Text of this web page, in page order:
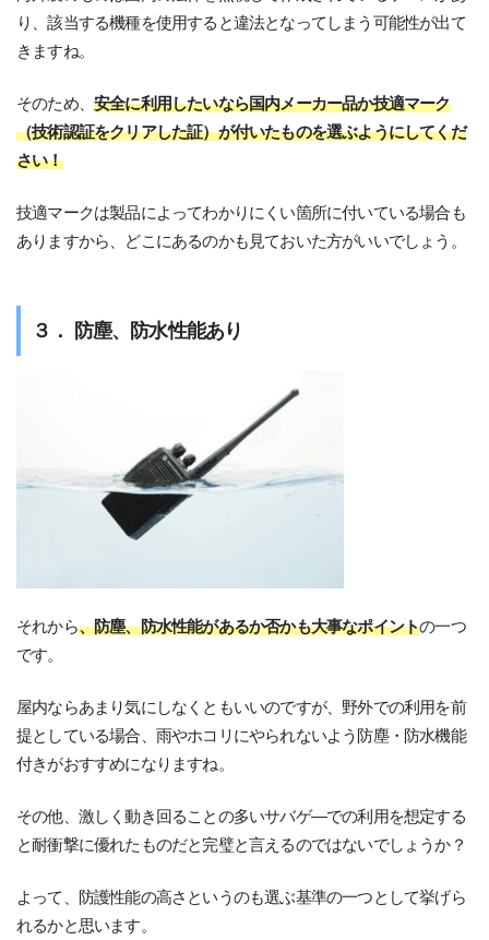
り、該当する機種を使用すると違法となってしまう可能性が出て
きますね。
そのため、 安全に利用したいなら国内メーカー品か技適マーク
（技術認証をクリアした証）が付いたものを選ぶようにしてくだ
さい！
技適マークは製品によってわかりにくい箇所に付いている場合も
ありますから、どこにあるのかも見ておいた方がいいでしょう。
３． 防塵、防水性能あり
それから、防塵、防水性能があるか否かも大事なポイントの一つ
です。
屋内ならあまり気にしなくともいいのですが、野外での利用を前
提としている場合、雨やホコリにやられないよう防塵・防水機能
付きがおすすめになりますね。
その他、激しく動き回ることの多いサバゲ―での利用を想定する
と耐衝撃に優れたものだと完璧と言えるのではないでしょうか？
よって、防護性能の高さというのも選ぶ基準の一つとして挙げら
れるかと思います。